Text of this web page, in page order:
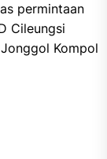
permintaan
Cileungsi
Kompol